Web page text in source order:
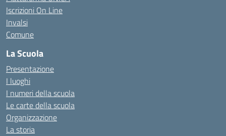
Iscrizioni On Line
Invalsi
Comune
La Scuola
Presentazione
I luoghi
I numeri della scuola
Le carte della scuola
Organizzazione
La storia